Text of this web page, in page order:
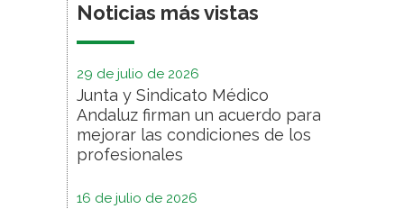
Noticias más vistas
29 de julio de 2026
Junta y Sindicato Médico
Andaluz firman un acuerdo para
mejorar las condiciones de los
profesionales
16 de julio de 2026